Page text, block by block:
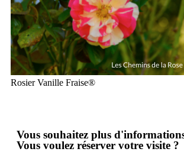
Rosier Vanille Fraise®
Vous souhaitez plus
Vous voulez réserver votre visite ?